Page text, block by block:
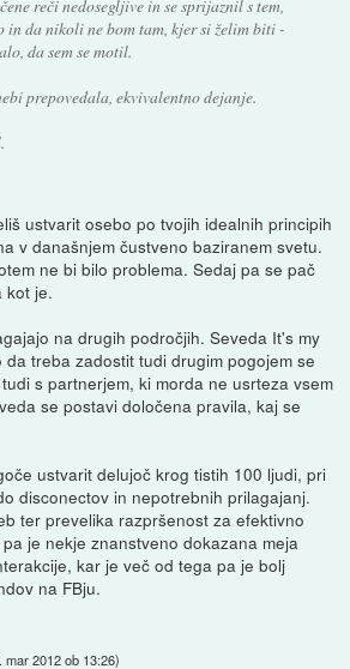
reči nedosegljive in se sprijaznil s tem,
in da nikoli ne bom tam, kjer si želim biti -
da sem se motil.
prepovedala, ekvivalentno dejanje.
ustvarit osebo po tvojih idealnih principih
v današnjem čustveno baziranem svetu.
ne bi bilo problema. Sedaj pa se pač
kot je.
na drugih področjih. Seveda It's my
treba zadostit tudi drugim pogojem se
s partnerjem, ki morda ne usrteza vsem
se postavi določena pravila, kaj se
ustvarit delujoč krog tistih 100 ljudi, pri
disconectov in nepotrebnih prilagajanj.
ter prevelika razpršenost za efektivno
je nekje znanstveno dokazana meja
kar je več od tega pa je bolj
na FBju.
mar 2012 ob 13:26)